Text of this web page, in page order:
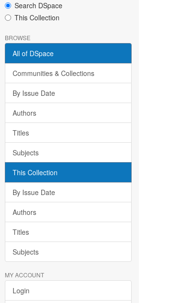
Search DSpace
This Collection
BROWSE
All of DSpace
Communities & Collections
By Issue Date
Authors
Titles
Subjects
This Collection
By Issue Date
Authors
Titles
Subjects
MY ACCOUNT
Login